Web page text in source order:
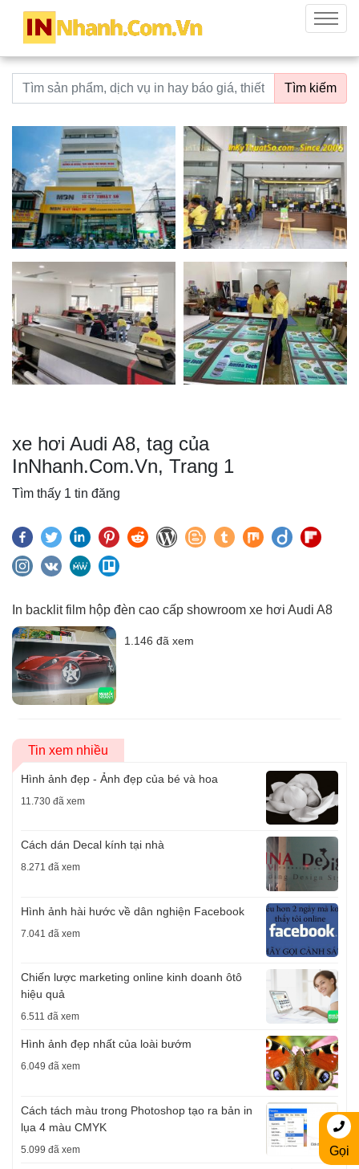
innhanh.com.vn
Menu
Từ khoá tìm kiếm Tìm kiếm
xe hơi Audi A8, tag của
InNhanh.Com.Vn, Trang 1
Tìm thấy 1 tin đăng
In backlit film hộp đèn cao cấp showroom xe hơi Audi A8
1.146 đã xem
Tin xem nhiều
Hình ảnh đẹp - Ảnh đẹp của bé và hoa
11.730 đã xem
Cách dán Decal kính tại nhà
8.271 đã xem
Hình ảnh hài hước về dân nghiện Facebook
7.041 đã xem
Chiến lược marketing online kinh doanh ôtô
hiệu quả
6.511 đã xem
Hình ảnh đẹp nhất của loài bướm
6.049 đã xem
Cách tách màu trong Photoshop tạo ra bản in
lụa 4 màu CMYK
5.099 đã xem Gọi